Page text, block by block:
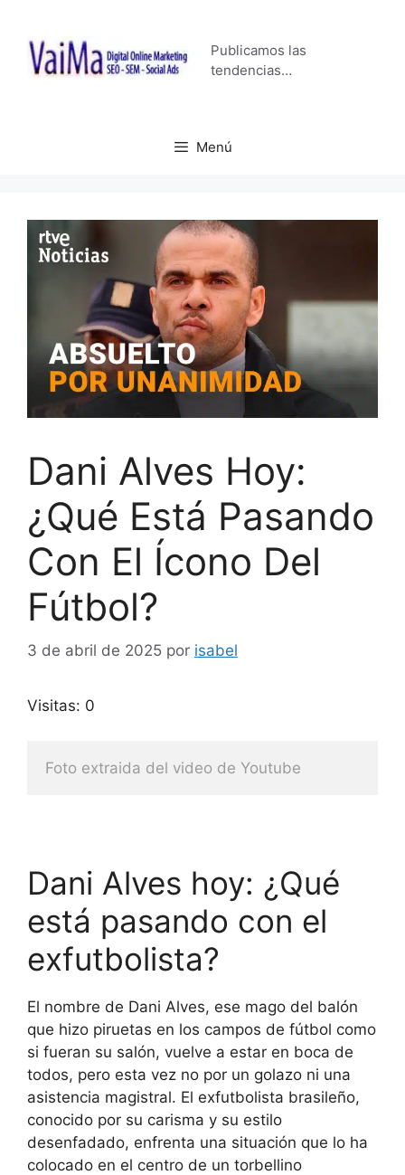
contenido
Publicamos las
tendencias…
Menú
Dani Alves Hoy:
¿Qué Está Pasando
Con El Ícono Del
Fútbol?
3 de abril de 2025 por isabel
Visitas: 0
Foto extraida del video de Youtube
Dani Alves hoy: ¿Qué
está pasando con el
exfutbolista?
El nombre de Dani Alves, ese mago del balón
que hizo piruetas en los campos de fútbol como
si fueran su salón, vuelve a estar en boca de
todos, pero esta vez no por un golazo ni una
asistencia magistral. El exfutbolista brasileño,
conocido por su carisma y su estilo
desenfadado, enfrenta una situación que lo ha
colocado en el centro de un torbellino